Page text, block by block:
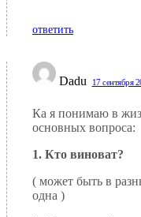
ответить
Dadu 17 сентября
Ка я понимаю в
основных вопроса:
1. Кто виноват?
( может быть в
одна )